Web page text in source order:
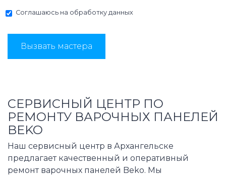
Соглашаюсь на обработку данных
Вызвать мастера
СЕРВИСНЫЙ ЦЕНТР ПО
РЕМОНТУ ВАРОЧНЫХ ПАНЕЛЕЙ
BEKO
Наш сервисный центр в Архангельске
предлагает качественный и оперативный
ремонт варочных панелей Beko. Мы